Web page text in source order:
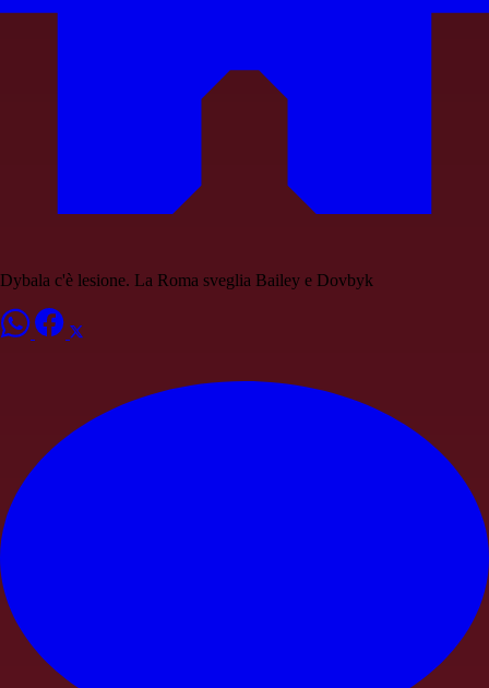
Dybala c'è lesione. La Roma sveglia Bailey e Dovbyk